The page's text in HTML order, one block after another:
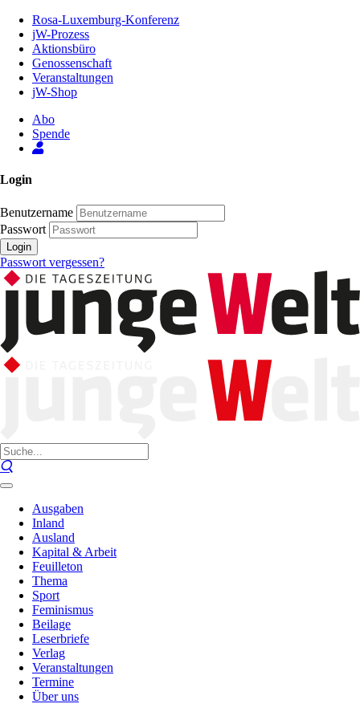
Inhalt
Seite
Rosa-Luxemburg-Konferenz
jW-Prozess
Aktionsbüro
Genossenschaft
Veranstaltungen
jW-Shop
Abo
Spende
Login
Benutzername
Passwort
Login
Passwort vergessen?
Ausgaben
Inland
Ausland
Kapital & Arbeit
Feuilleton
Thema
Sport
Feminismus
Beilage
Leserbriefe
Verlag
Veranstaltungen
Termine
Über uns